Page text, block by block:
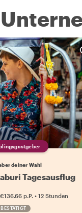
deiner Wahl
Tagesausflug
€136.66 p.P. • 12 Stunden